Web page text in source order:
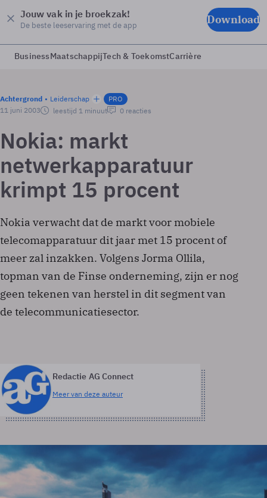
Jouw vak in je broekzak!
De beste leeservaring met de app Download
BusinessMaatschappijTech & ToekomstCarrière
Achtergrond Leiderschap
PRO
11 juni 2003
leestijd 1 minuut 0 reacties
Nokia: markt
netwerkapparatuur
krimpt 15 procent
Nokia verwacht dat de markt voor mobiele
telecomapparatuur dit jaar met 15 procent of
meer zal inzakken. Volgens Jorma Ollila,
topman van de Finse onderneming, zijn er nog
geen tekenen van herstel in dit segment van
de telecommunicatiesector.
Redactie AG Connect
Meer van deze auteur